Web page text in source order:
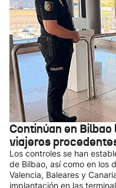
Continúan en
viajeros
Los controles se han
de Bilbao, así como en los
Valencia, Baleares y
implantación en las